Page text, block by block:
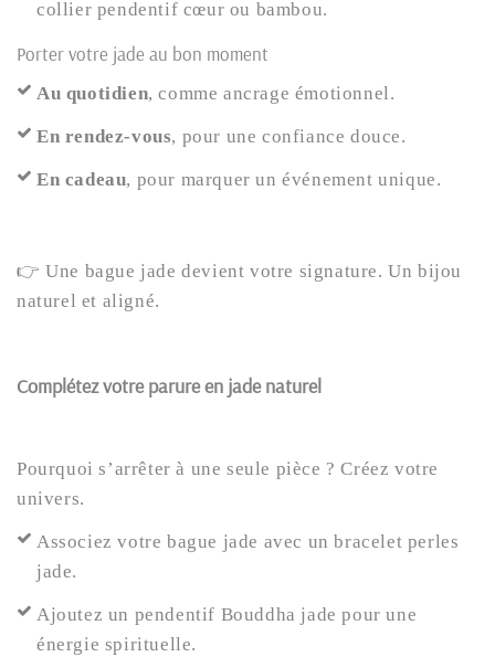
collier pendentif cœur ou bambou.
Porter votre jade au bon moment
Au quotidien, comme ancrage émotionnel.
En rendez-vous, pour une confiance douce.
En cadeau, pour marquer un événement unique.
👉 Une bague jade devient votre signature. Un bijou
naturel et aligné.
Complétez votre parure en jade naturel
Pourquoi s’arrêter à une seule pièce ? Créez votre
univers.
Associez votre bague jade avec un bracelet perles
jade.
Ajoutez un pendentif Bouddha jade pour une
énergie spirituelle.